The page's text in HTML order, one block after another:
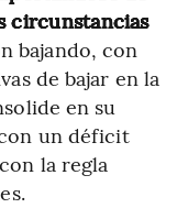
circunstancias
bajando, con
de bajar en la
en su
un déficit
la regla